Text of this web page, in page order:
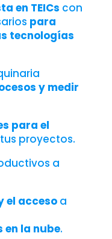
en TEICs con
para
tecnologías
y medir
para el
proyectos.
a
el acceso a
en la nube.